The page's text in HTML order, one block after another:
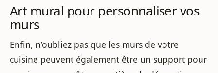
Art mural pour personnaliser vos
murs
Enfin, n’oubliez pas que les murs de votre
cuisine peuvent également être un support pour